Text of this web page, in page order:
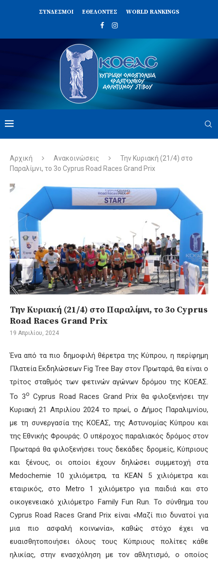
ΣΥΝΔΈΣΜΟΙ ΕΘΕΛΟΝΤΈΣ WORLD RANKINGS
Αρχική Ανακοινώσεις
Την Κυριακή (21/4) στο
Παραλίμνι, το 3ο Cyprus Road Races Grand Prix
Την Κυριακή (21/4) στο Παραλίμνι, το 3ο Cyprus
Road Races Grand Prix
19 Απριλίου, 2024
Ένα από τα πιο δημοφιλή θέρετρα της Κύπρου, η περίφημη
Πλατεία Εκδηλώσεων Fig Tree Bay στον Πρωταρά, θα είναι ο
τρίτος σταθμός των φετινών αγώνων δρόμου της ΚΟΕΑΣ.
Το 3ο Cyprus Road Races Grand Prix θα φιλοξενήσει την
Κυριακή 21 Απριλίου 2024 το πρωί, ο Δήμος Παραλιμνίου,
με τη συνεργασία της ΚΟΕΑΣ, της Αστυνομίας Κύπρου και
της Εθνικής Φρουράς. Ο υπέροχος παραλιακός δρόμος στον
Πρωταρά θα φιλοξενήσει τους δεκάδες δρομείς, Κύπριους
και ξένους, οι οποίοι έχουν δηλώσει συμμετοχή στα
Medochemie 10 χιλιόμετρα, τα ΚΕΑΝ 5 χιλιόμετρα και
εταιρικός, στο Metro 1 χιλιόμετρο για παιδιά και στο
οικογενειακό χιλιόμετρο Family Fun Run. Το σύνθημα του
Cyprus Road Races Grand Prix είναι «Μαζί πιο δυνατοί για
μια πιο ασφαλή κοινωνία», καθώς στόχο έχει να
ευαισθητοποιήσει όλους τους Κύπριους πολίτες κάθε
ηλικίας, στην ενασχόληση με τον αθλητισμό, ο οποίος